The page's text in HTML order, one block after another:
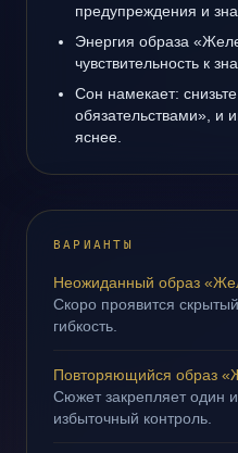
предупреждения и
Энергия образа
чувствительность к
Сон намекает:
обязательствами», и
яснее.
ВАРИАНТЫ
Неожиданный образ
Скоро проявится
гибкость.
Повторяющийся образ
Сюжет закрепляет один
избыточный контроль.